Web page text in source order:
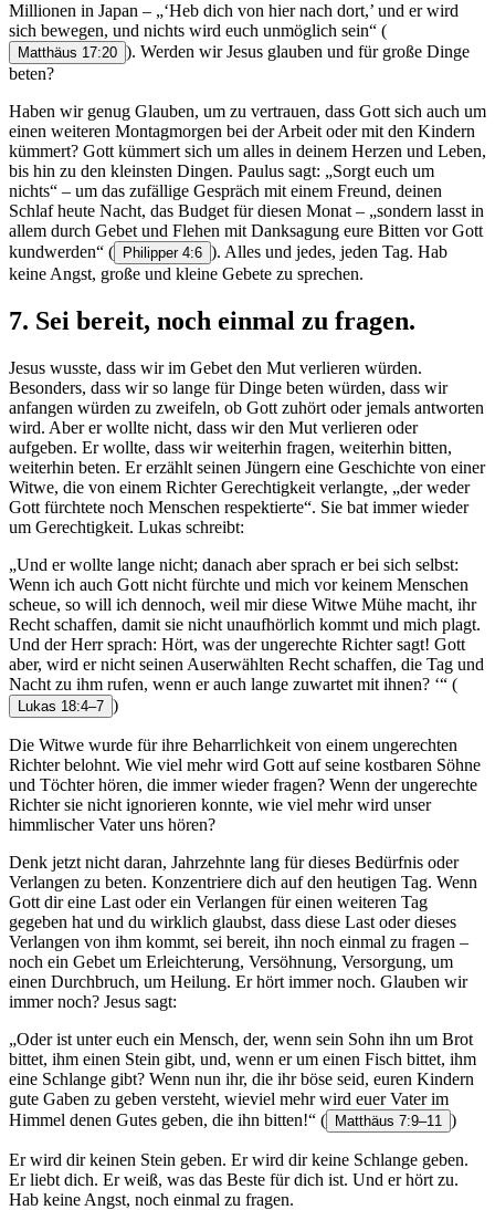
Millionen in Japan – „‘Heb dich von hier nach dort,’ und er wird
sich bewegen, und nichts wird euch unmöglich sein“ (
Matthäus 17:20 ). Werden wir Jesus glauben und für große Dinge
beten?
Haben wir genug Glauben, um zu vertrauen, dass Gott sich auch um
einen weiteren Montagmorgen bei der Arbeit oder mit den Kindern
kümmert? Gott kümmert sich um alles in deinem Herzen und Leben,
bis hin zu den kleinsten Dingen. Paulus sagt: „Sorgt euch um
nichts“ – um das zufällige Gespräch mit einem Freund, deinen
Schlaf heute Nacht, das Budget für diesen Monat – „sondern lasst in
allem durch Gebet und Flehen mit Danksagung eure Bitten vor Gott
kundwerden“ ( Philipper 4:6 ). Alles und jedes, jeden Tag. Hab
keine Angst, große und kleine Gebete zu sprechen.
7. Sei bereit, noch einmal zu fragen.
Jesus wusste, dass wir im Gebet den Mut verlieren würden.
Besonders, dass wir so lange für Dinge beten würden, dass wir
anfangen würden zu zweifeln, ob Gott zuhört oder jemals antworten
wird. Aber er wollte nicht, dass wir den Mut verlieren oder
aufgeben. Er wollte, dass wir weiterhin fragen, weiterhin bitten,
weiterhin beten. Er erzählt seinen Jüngern eine Geschichte von einer
Witwe, die von einem Richter Gerechtigkeit verlangte, „der weder
Gott fürchtete noch Menschen respektierte“. Sie bat immer wieder
um Gerechtigkeit. Lukas schreibt:
„Und er wollte lange nicht; danach aber sprach er bei sich selbst:
Wenn ich auch Gott nicht fürchte und mich vor keinem Menschen
scheue, so will ich dennoch, weil mir diese Witwe Mühe macht, ihr
Recht schaffen, damit sie nicht unaufhörlich kommt und mich plagt.
Und der Herr sprach: Hört, was der ungerechte Richter sagt! Gott
aber, wird er nicht seinen Auserwählten Recht schaffen, die Tag und
Nacht zu ihm rufen, wenn er auch lange zuwartet mit ihnen? ‘“ (
Lukas 18:4–7 )
Die Witwe wurde für ihre Beharrlichkeit von einem ungerechten
Richter belohnt. Wie viel mehr wird Gott auf seine kostbaren Söhne
und Töchter hören, die immer wieder fragen? Wenn der ungerechte
Richter sie nicht ignorieren konnte, wie viel mehr wird unser
himmlischer Vater uns hören?
Denk jetzt nicht daran, Jahrzehnte lang für dieses Bedürfnis oder
Verlangen zu beten. Konzentriere dich auf den heutigen Tag. Wenn
Gott dir eine Last oder ein Verlangen für einen weiteren Tag
gegeben hat und du wirklich glaubst, dass diese Last oder dieses
Verlangen von ihm kommt, sei bereit, ihn noch einmal zu fragen –
noch ein Gebet um Erleichterung, Versöhnung, Versorgung, um
einen Durchbruch, um Heilung. Er hört immer noch. Glauben wir
immer noch? Jesus sagt:
„Oder ist unter euch ein Mensch, der, wenn sein Sohn ihn um Brot
bittet, ihm einen Stein gibt, und, wenn er um einen Fisch bittet, ihm
eine Schlange gibt? Wenn nun ihr, die ihr böse seid, euren Kindern
gute Gaben zu geben versteht, wieviel mehr wird euer Vater im
Himmel denen Gutes geben, die ihn bitten!“ ( Matthäus 7:9–11 )
Er wird dir keinen Stein geben. Er wird dir keine Schlange geben.
Er liebt dich. Er weiß, was das Beste für dich ist. Und er hört zu.
Hab keine Angst, noch einmal zu fragen.